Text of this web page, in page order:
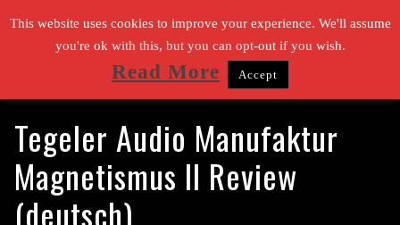
Zum
Inhalt
Tegeler Audio Manufaktur
Magnetismus II Review
(deutsch)
This website uses cookies to improve your experience. We'll assume
you're ok with this, but you can opt-out if you wish.
Read More Accept